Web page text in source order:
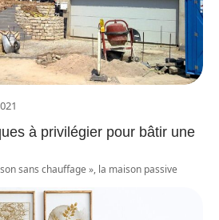
à privilégier pour bâtir une
sans chauffage », la maison passive